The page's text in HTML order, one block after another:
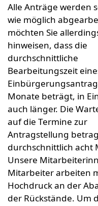
Alle Anträge werden
wie möglich
möchten Sie
hinweisen, dass die
durchschnittliche
Bearbeitungszeit
Monate beträgt, in
auch länger. Die
auf die Termine zur
Antragstellung
durchschnittlich acht
Unsere
Mitarbeiter arbeiten
Hochdruck an der
der Rückstände. Um